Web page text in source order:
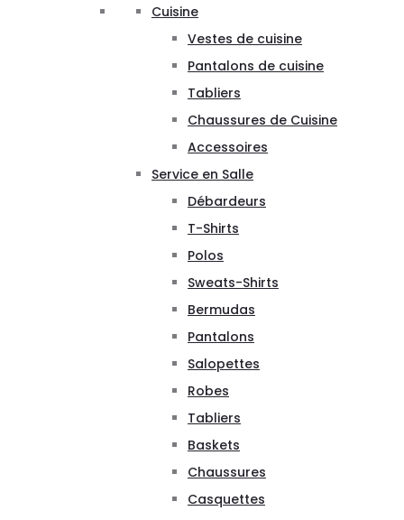
Cuisine
Vestes de cuisine
Pantalons de cuisine
Tabliers
Chaussures de Cuisine
Accessoires
Service en Salle
Débardeurs
T-Shirts
Polos
Sweats-Shirts
Bermudas
Pantalons
Salopettes
Robes
Tabliers
Baskets
Chaussures
Casquettes